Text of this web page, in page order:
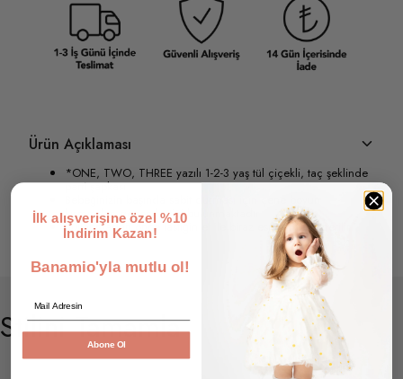
Ürün Açıklaması
*ONE, TWO, THREE yazılı 1-2-3 yaş tül çiçekli, taç şeklinde
parti şapkası
kısmından geçen lastiği bulunmaktadır
Kullanmadan önce lastiğin el ile biraz esnetilmesi önerilir
Stilini Tamamla
İlk alışverişine özel %10
İndirim Kazan!
Banamio'yla mutlu ol!
Abone Ol